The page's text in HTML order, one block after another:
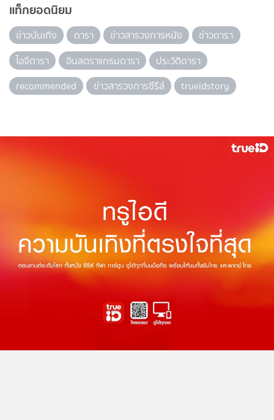
แท็กยอดนิยม
ข่าวบันเทิง ดารา ข่าวสารวงการหนัง
ข่าวดารา
ไอจีดารา
อินสตราแกรมดารา
ประวัติดารา
recommended
ข่าวสารวงการซีรีส์ trueidstory